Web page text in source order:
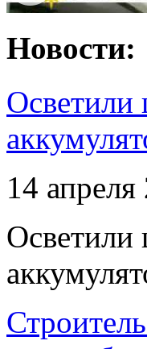
Новости:
Осветили
14 апреля
Осветили